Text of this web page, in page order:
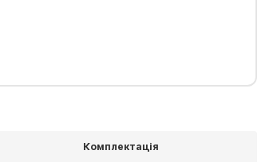
Комплектація